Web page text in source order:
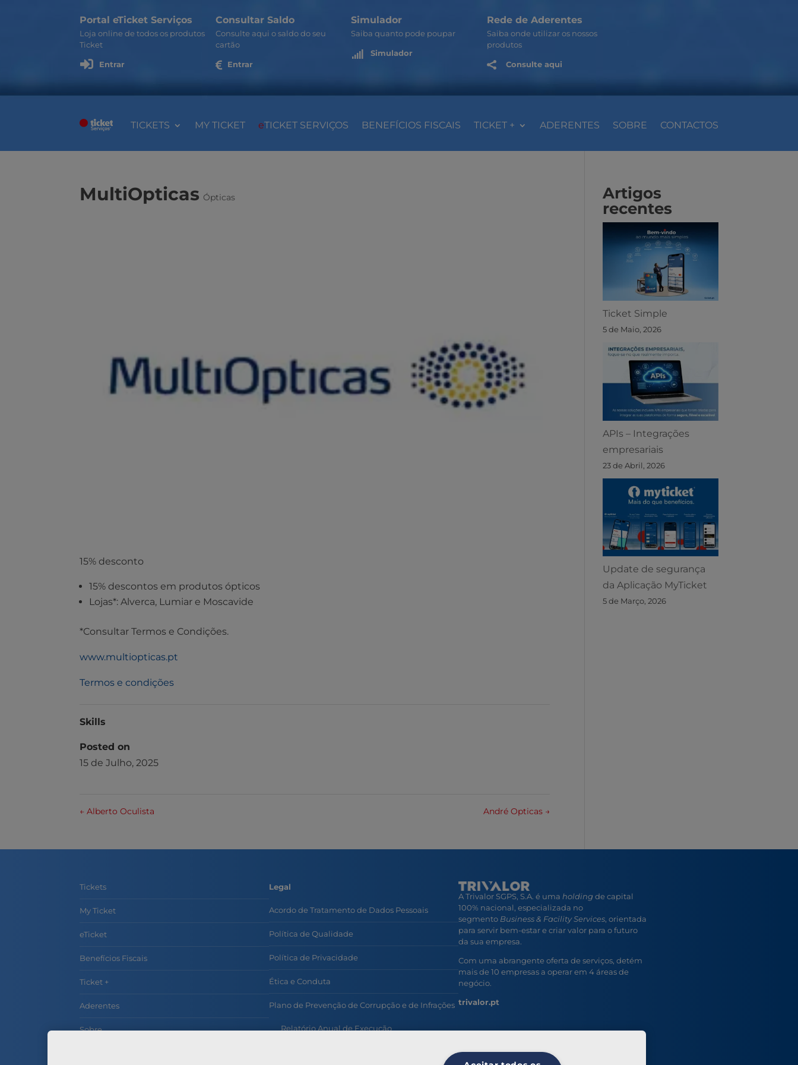
Portal eTicket Serviços
Loja online de todos os produtos
Ticket
 Entrar
Consultar Saldo
Consulte aqui o saldo do seu
cartão
 Entrar
Simulador
Saiba quanto pode poupar
 Simulador
Rede de Aderentes
Saiba onde utilizar os nossos
produtos
 Consulte aqui
TICKETS MY TICKET eTICKET SERVIÇOS BENEFÍCIOS FISCAIS TICKET + ADERENTES SOBRE CONTACTOS
MultiOpticas Ópticas
15% desconto
15% descontos em produtos ópticos
Lojas*: Alverca, Lumiar e Moscavide
*Consultar Termos e Condições.
www.multiopticas.pt
Termos e condições
Skills
Posted on
15 de Julho, 2025
← Alberto Oculista André Opticas →
Artigos
recentes
Ticket Simple
5 de Maio, 2026
APIs – Integrações
empresariais
23 de Abril, 2026
Update de segurança
da Aplicação MyTicket
5 de Março, 2026
Tickets
My Ticket
eTicket
Benefícios Fiscais
Ticket +
Aderentes
Sobre
Legal
Acordo de Tratamento de Dados Pessoais
Política de Qualidade
Política de Privacidade
Ética e Conduta
Plano de Prevenção de Corrupção e de Infrações
Relatório Anual de Execução
A Trivalor SGPS, S.A. é uma holding de capital
100% nacional, especializada no
segmento Business & Facility Services, orientada
para servir bem-estar e criar valor para o futuro
da sua empresa.
Com uma abrangente oferta de serviços, detém
mais de 10 empresas a operar em 4 áreas de
negócio.
trivalor.pt